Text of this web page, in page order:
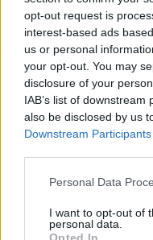
opt-out request is
interest-based ads
us or personal
your opt-out. You may
disclosure of your
IAB’s list of
also be disclosed by us
Downstream Participants
Personal Data
I want to opt-out of
personal data.
Opted In
Selon le modèle de
évoqué par le
rapide est aussi liée à
coopération, ce qui